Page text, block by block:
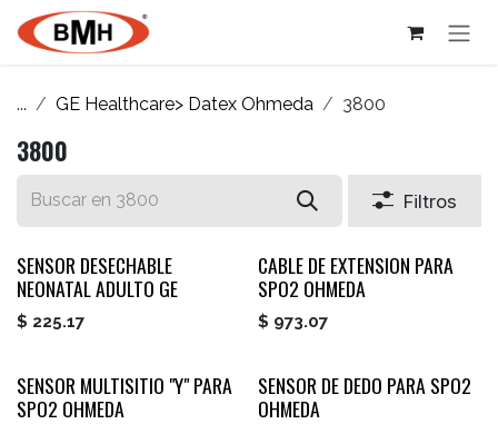
Ir al contenido
... GE Healthcare> Datex Ohmeda 3800
3800
Filtros
SENSOR DESECHABLE
NEONATAL ADULTO GE
$ 225.17
CABLE DE EXTENSION PARA
SPO2 OHMEDA
$ 973.07
SENSOR MULTISITIO "Y" PARA
SPO2 OHMEDA
SENSOR DE DEDO PARA SPO2
OHMEDA